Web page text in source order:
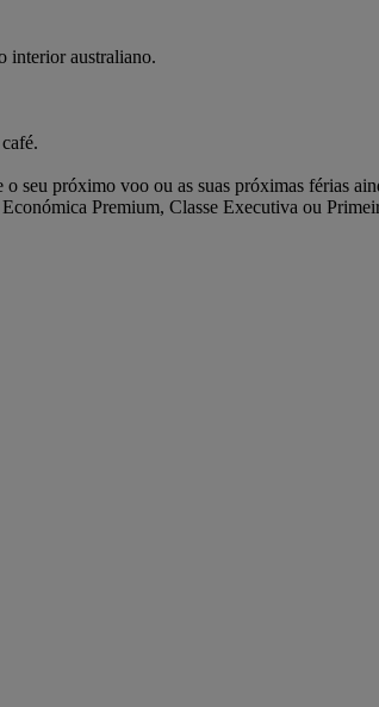
interior australiano.
seu próximo voo ou as suas próximas férias
Premium, Classe Executiva ou